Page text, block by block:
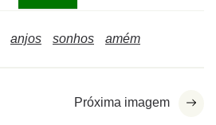
anjos sonhos amém
Próxima imagem